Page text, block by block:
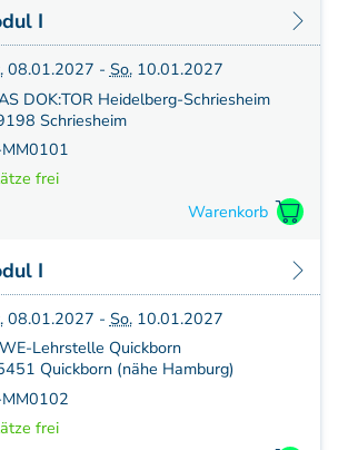
I
Osteopathie I
Ostepathie I
Osteopathie II
Manipulations-techniken
I - Einführung
Woche
Programm
I
08.01.2027 - So.10.01.2027
DOK:TOR Heidelberg-Schriesheim
Schriesheim
frei
I
08.01.2027 - So.10.01.2027
Lehrstelle Quickborn
Quickborn (nähe Hamburg)
frei